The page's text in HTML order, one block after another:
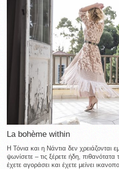
La bohème within
Η Τόνια και η Νάντια δεν χρειάζονται
ψωνίσετε – τις ξέρετε ήδη, πιθανότατα
έχετε αγοράσει και έχετε μείνει